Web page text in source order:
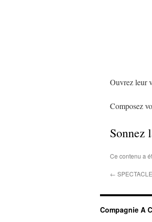
Ouvrez leur
Composez
Sonnez
Ce contenu a
←
Compagnie A